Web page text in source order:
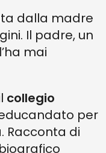
dalla madre
Il padre, un
mai
collegio
per
Racconta di